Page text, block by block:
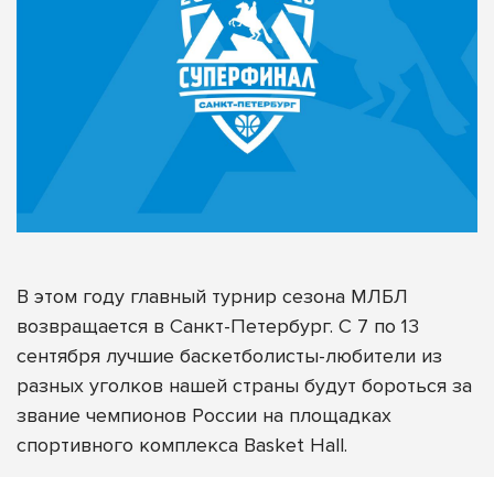
В этом году главный турнир сезона МЛБЛ
возвращается в Санкт-Петербург. С 7 по 13
сентября лучшие баскетболисты-любители из
разных уголков нашей страны будут бороться за
звание чемпионов России на площадках
спортивного комплекса Basket Hall.